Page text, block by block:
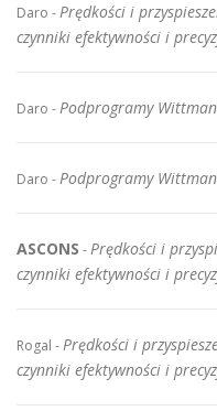
Daro -Prędkości i
czynniki efektywności i
Daro -Podprogramy
Daro -Podprogramy
ASCONS -Prędkości i
czynniki efektywności i
Rogal -Prędkości i
czynniki efektywności i